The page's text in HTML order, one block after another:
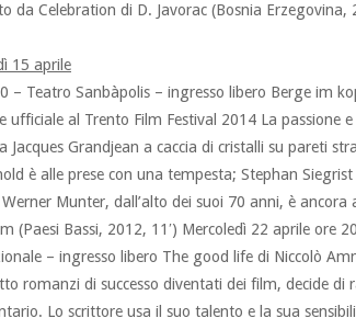
da Celebration di D. Javorac (Bosnia Erzegovina,
15 aprile
– Teatro Sanbàpolis – ingresso libero Berge im
ufficiale al Trento Film Festival 2014 La passione
Jacques Grandjean a caccia di cristalli su pareti
è alle prese con una tempesta; Stephan
Munter, dall’alto dei suoi 70 anni, è
(Paesi Bassi, 2012, 11′) Mercoledì 22 aprile ore
– ingresso libero The good life di Niccolò
romanzi di successo diventati dei film, decide di
Lo scrittore usa il suo talento e la sua